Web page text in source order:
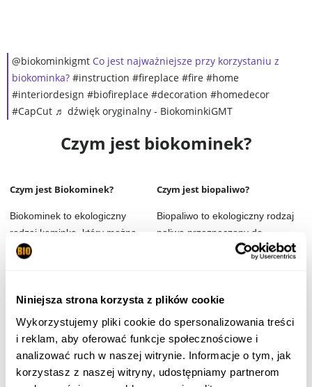
Niniejsza strona korzysta z plików cookie
Wykorzystujemy pliki cookie do spersonalizowania treści
i reklam, aby oferować funkcje społecznościowe i
analizować ruch w naszej witrynie. Informacje o tym, jak
korzystasz z naszej witryny, udostępniamy partnerom
@biokominkigmt Co jest najważniejsze przy korzystaniu z
biokominka? #instruction #fireplace #fire #home
#interiordesign #biofireplace #decoration #homedecor
#CapCut ♬ dźwięk oryginalny - BiokominkiGMT
Czym jest biokominek?
Czym jest Biokominek?
Biokominek to ekologiczny
rodzaj kominka, który można
stosować w każdym
balkonie, tarasie i w ogrodzie.
Czym jest biopaliwo?
Biopaliwo to ekologiczny rodzaj
paliwa przeznaczony do
użytkowania w biokominkach.
Jest bezpieczne dla ludzi i
zwierząt.
Czy biokominek potrzebuje
podłączenia do instalacji?
Jak długo pali się biopaliwo w
biokominku?